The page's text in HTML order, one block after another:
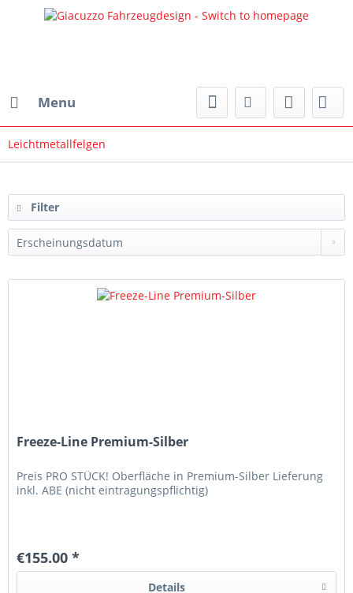
Menu
Leichtmetallfelgen
nach:
Filter
Freeze-Line Premium-Silber
Preis PRO STÜCK! Oberfläche in Premium-Silber Lieferung
inkl. ABE (nicht eintragungspflichtig)
€155.00 *
Details